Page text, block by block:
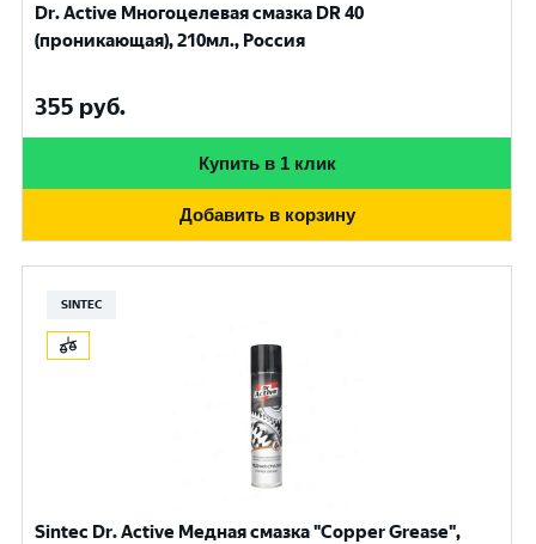
Dr. Active Многоцелевая смазка DR 40
(проникающая), 210мл., Россия
355 руб.
Купить в 1 клик
Добавить в корзину
SINTEC
Sintec Dr. Active Медная смазка "Copper Grease",